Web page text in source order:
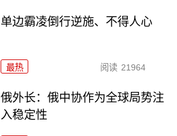
单边霸凌倒行逆施、不得人心
最热 阅读 21964
俄外长：俄中协作为全球局势注
入稳定性